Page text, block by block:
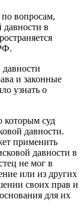
по вопросам,
давности в
и законные
узнать о
которым суд
давности.
применить
давности в
не мог в
или из других
своих прав и
для их